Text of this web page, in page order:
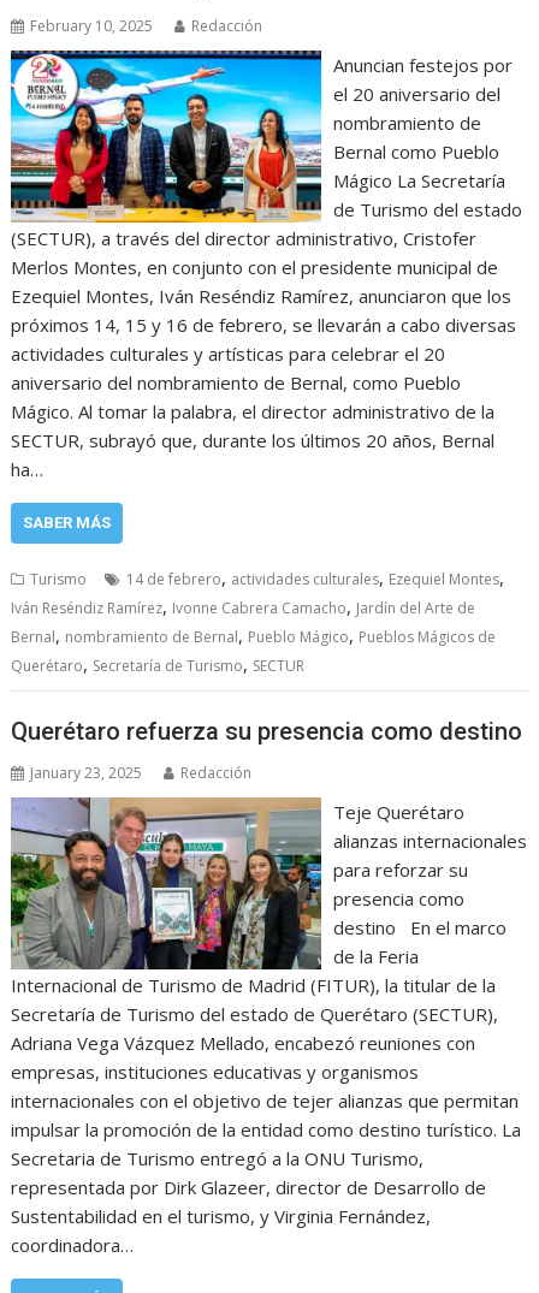
February 10, 2025 Redacción
Anuncian festejos por
el 20 aniversario del
nombramiento de
Bernal como Pueblo
Mágico La Secretaría
de Turismo del estado
(SECTUR), a través del director administrativo, Cristofer
Merlos Montes, en conjunto con el presidente municipal de
Ezequiel Montes, Iván Reséndiz Ramírez, anunciaron que los
próximos 14, 15 y 16 de febrero, se llevarán a cabo diversas
actividades culturales y artísticas para celebrar el 20
aniversario del nombramiento de Bernal, como Pueblo
Mágico. Al tomar la palabra, el director administrativo de la
SECTUR, subrayó que, durante los últimos 20 años, Bernal
ha…
SABER MÁS
Turismo 14 de febrero, actividades culturales, Ezequiel Montes,
Iván Reséndiz Ramírez, Ivonne Cabrera Camacho, Jardín del Arte de
Bernal, nombramiento de Bernal, Pueblo Mágico, Pueblos Mágicos de
Querétaro, Secretaría de Turismo, SECTUR
Querétaro refuerza su presencia como destino
January 23, 2025 Redacción
Teje Querétaro
alianzas internacionales
para reforzar su
presencia como
destino En el marco
de la Feria
Internacional de Turismo de Madrid (FITUR), la titular de la
Secretaría de Turismo del estado de Querétaro (SECTUR),
Adriana Vega Vázquez Mellado, encabezó reuniones con
empresas, instituciones educativas y organismos
internacionales con el objetivo de tejer alianzas que permitan
impulsar la promoción de la entidad como destino turístico. La
Secretaria de Turismo entregó a la ONU Turismo,
representada por Dirk Glazeer, director de Desarrollo de
Sustentabilidad en el turismo, y Virginia Fernández,
coordinadora…